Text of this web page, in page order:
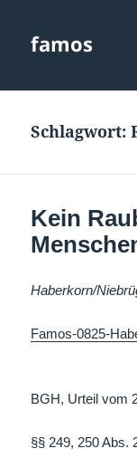
famos
Schlagwort:
Kein
Haberkorn/
Famos-0825-
BGH, Urteil vom
§§ 249, 250 Abs.